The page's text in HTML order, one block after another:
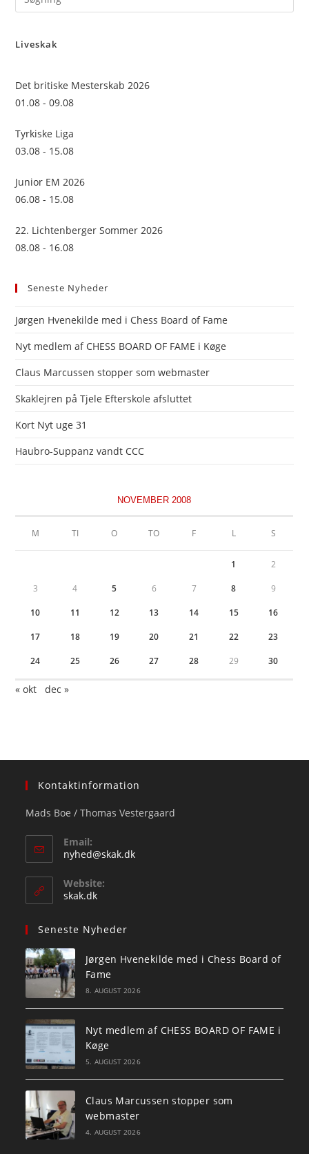
Liveskak
Det britiske Mesterskab 2026
01.08 - 09.08
Tyrkiske Liga
03.08 - 15.08
Junior EM 2026
06.08 - 15.08
22. Lichtenberger Sommer 2026
08.08 - 16.08
Seneste Nyheder
Jørgen Hvenekilde med i Chess Board of Fame
Nyt medlem af CHESS BOARD OF FAME i Køge
Claus Marcussen stopper som webmaster
Skaklejren på Tjele Efterskole afsluttet
Kort Nyt uge 31
Haubro-Suppanz vandt CCC
NOVEMBER 2008
M TI O TO F L S
1 2
3 4 5 6 7 8 9
10 11 12 13 14 15 16
17 18 19 20 21 22 23
24 25 26 27 28 29 30
« okt dec »
Kontaktinformation
Mads Boe / Thomas Vestergaard
Email:
nyhed@skak.dkOpens
Website:
skak.dk
Seneste Nyheder
Jørgen Hvenekilde med i Chess Board of
Fame
8. AUGUST 2026
Nyt medlem af CHESS BOARD OF FAME i
Køge
5. AUGUST 2026
Claus Marcussen stopper som
webmaster
4. AUGUST 2026